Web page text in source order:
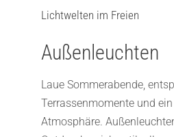
Lichtwelten im Freien
Außenleuchten
Laue Sommerabende,
Terrassenmomente und
Atmosphäre.